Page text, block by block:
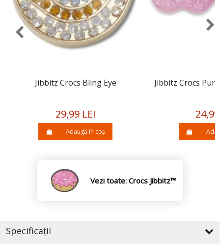
Jibbitz Crocs Bling Eye
29,99 LEI
Adaugă în coș
Jibbitz Crocs
Vezi toate: Crocs Jibbitz™
Specificații